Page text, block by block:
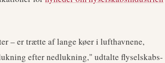
– er trætte af lange køer i lufthavnene,
efter nedlukning," udtalte flyselskabs-